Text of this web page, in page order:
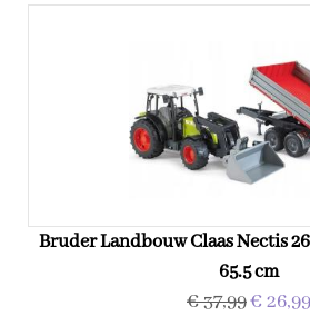
Bruder Landbouw Claas Nectis
65.5 cm
€ 37,99€ 26,99